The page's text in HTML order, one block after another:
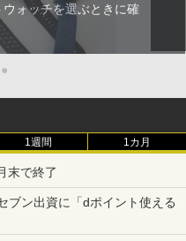
ォッチを選ぶときに確
●
1週間 1カ月
末で終了
ブン出資に「dポイント使える